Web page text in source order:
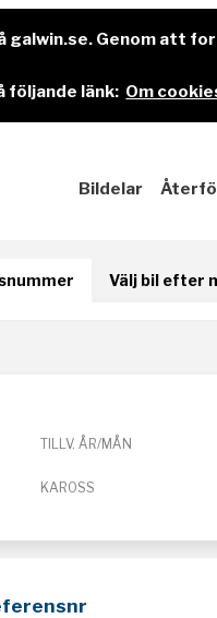
galwin.se. Genom att
följande länk: Om
Bildelar
Välj bil efter
TILLV. ÅR/MÅN
KAROSS